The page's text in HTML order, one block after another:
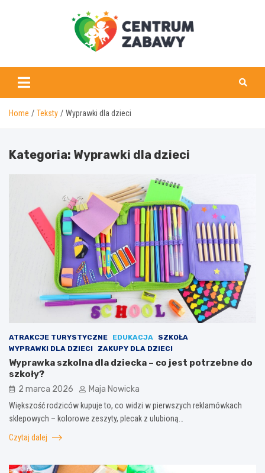
centrumzabawy.pl
Home Teksty Wyprawki dla dzieci
Kategoria: Wyprawki dla dzieci
ATRAKCJE TURYSTYCZNE EDUKACJA
SZKOŁA
WYPRAWKI DLA DZIECI
ZAKUPY DLA DZIECI
Wyprawka szkolna dla dziecka – co jest potrzebne do
szkoły?
2 marca 2026 Maja Nowicka
Większość rodziców kupuje to, co widzi w pierwszych reklamówkach
sklepowych – kolorowe zeszyty, plecak z ulubioną…
Czytaj dalej